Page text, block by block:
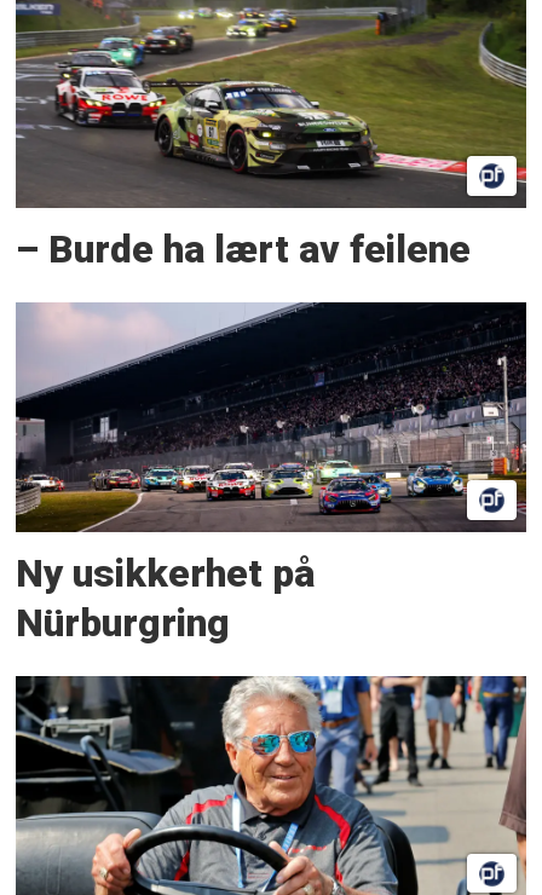
– Burde ha lært av feilene
Ny usikkerhet på
Nürburgring